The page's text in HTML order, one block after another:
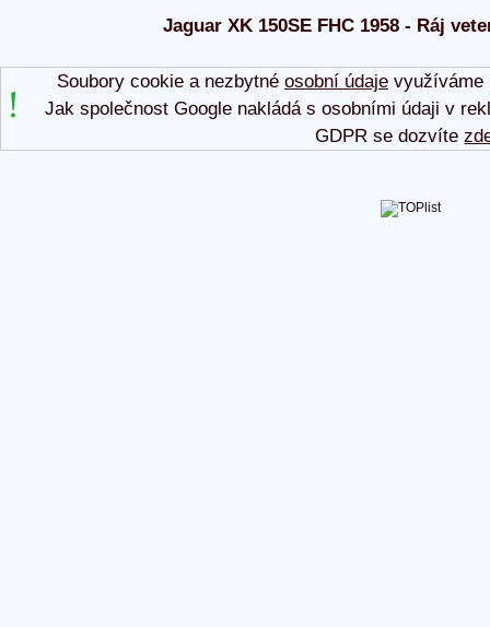
Jaguar XK 150SE FHC 1958 - Ráj
Soubory cookie a nezbytné osobní údajevyužíváme
Jak společnost Google nakládá s osobními údaji v
GDPR se dozvíte